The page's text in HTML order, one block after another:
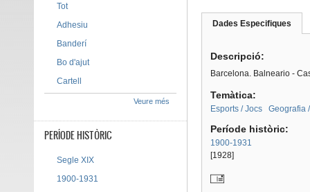
Dades Especifiques
Descripció:
Barcelona. Balneario -
Temàtica:
Esports / Jocs Geografia
Període històric:
1900-1931
[1928]
Tot
Adhesiu
Banderí
Bo d'ajut
Cartell
Veure més
PERÍODE HISTÒRIC
Segle XIX
1900-1931